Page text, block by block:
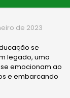
de 2023
se
legado, uma
emocionam ao
e embarcando